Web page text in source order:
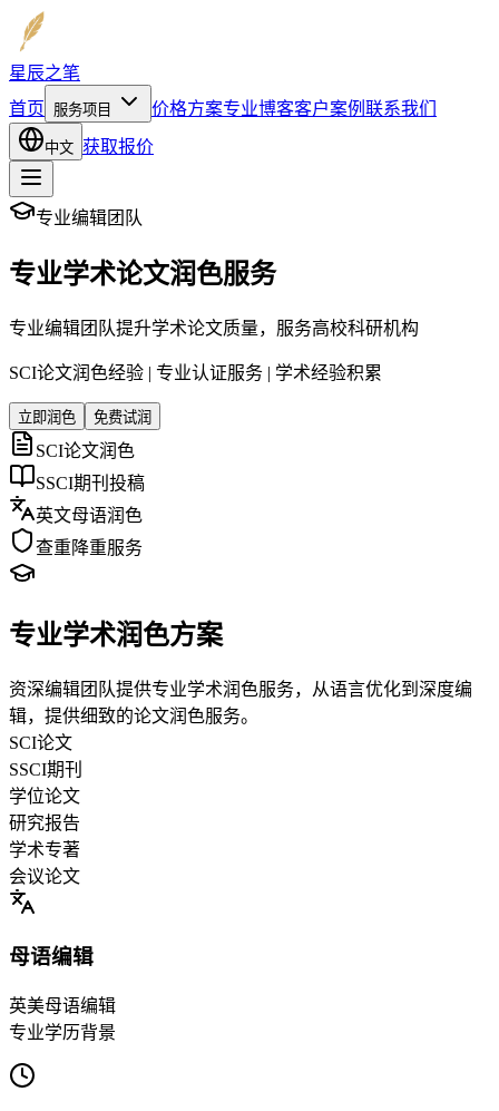
星辰之笔
首页
服务项目 价格方案专业博客客户案例 联系我们
中文 获取报价
专业编辑团队
专业学术论文润色服务
专业编辑团队提升学术论文质量，服务高校科研机构
SCI论文润色经验 | 专业认证服务 | 学术经验积累
立即润色 免费试润
SCI论文润色
SSCI期刊投稿
英文母语润色
查重降重服务
专业学术润色方案
资深编辑团队提供专业学术润色服务，从语言优化到深度编
辑，提供细致的论文润色服务。
SCI论文
SSCI期刊
学位论文
研究报告
学术专著
会议论文
母语编辑
英美母语编辑
专业学历背景